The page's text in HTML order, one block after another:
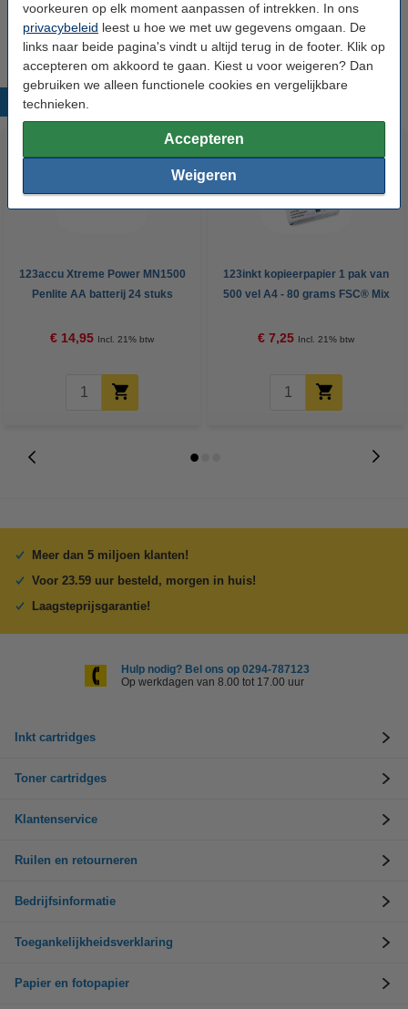
voorkeuren op elk moment aanpassen of intrekken. In ons
privacybeleid leest u hoe we met uw gegevens omgaan. De
links naar beide pagina's vindt u altijd terug in de footer. Klik op
accepteren om akkoord te gaan. Kiest u voor weigeren? Dan
gebruiken we alleen functionele cookies en vergelijkbare
technieken.
Accepteren
Weigeren
€ 0,95 Bestellen
123accu Xtreme Power MN1500
Penlite AA batterij 24 stuks
€ 14,95 Incl. 21% btw
123inkt kopieerpapier 1 pak van
500 vel A4 - 80 grams FSC® Mix
€ 7,25 Incl. 21% btw
Meer dan 5 miljoen klanten!
Voor 23.59 uur besteld, morgen in huis!
Laagsteprijsgarantie!
Hulp nodig? Bel ons op 0294-787123
Op werkdagen van 8.00 tot 17.00 uur
Inkt cartridges
Toner cartridges
Klantenservice
Ruilen en retourneren
Bedrijfsinformatie
Toegankelijkheidsverklaring
Papier en fotopapier